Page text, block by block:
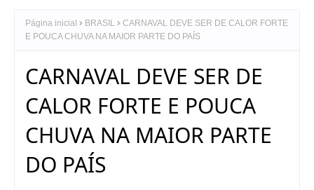
Página inicial BRASIL
CARNAVAL DEVE SER DE CALOR FORTE
E POUCA CHUVA NA MAIOR PARTE DO PAÍS
CARNAVAL DEVE SER DE
CALOR FORTE E POUCA
CHUVA NA MAIOR PARTE
DO PAÍS